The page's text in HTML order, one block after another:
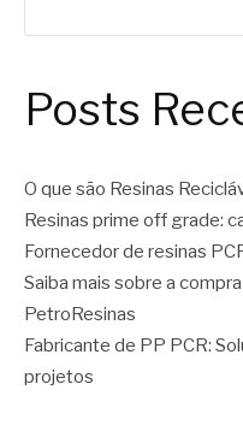
Posts
O que são Resinas
Resinas prime off grade:
Fornecedor de resinas
Saiba mais sobre a
PetroResinas
Fabricante de PP PCR:
projetos